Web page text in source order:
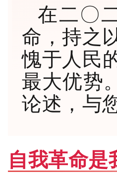
在二〇
命，持之
愧于人民
最大优势
论述，与
自我革命